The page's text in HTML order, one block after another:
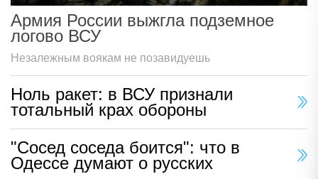
Армия России выжгла подземное
логово ВСУ
Незалежным воякам не позавидуешь
Ноль ракет: в ВСУ признали
тотальный крах обороны
"Сосед соседа боится": что в
Одессе думают о русских